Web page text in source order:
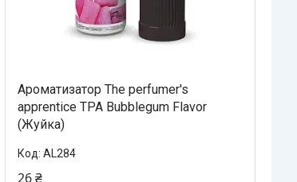
Ароматизатор The perfumer's
apprentice TPA Bubblegum Flavor
(Жуйка)
AL284
26 ₴